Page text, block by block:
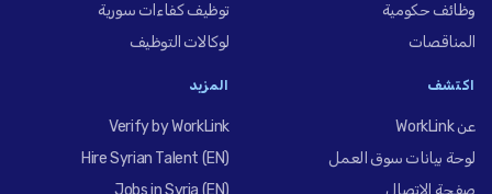
وظائف حكومية
المناقصات
توظيف كفاءات سورية
لوكالات التوظيف
اكتشف
عن WorkLink
لوحة بيانات سوق العمل
المزيد
Verify by WorkLink
Hire Syrian Talent (EN)